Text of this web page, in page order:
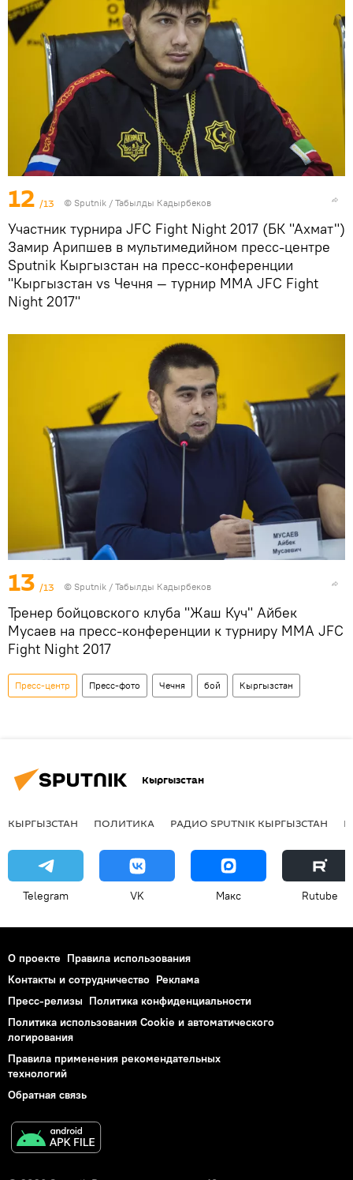
12 /13 © Sputnik / Табылды Кадырбеков
Участник турнира JFC Fight Night 2017 (БК "Ахмат")
Замир Арипшев в мультимедийном пресс-центре
Sputnik Кыргызстан на пресс-конференции
"Кыргызстан vs Чечня — турнир ММА JFC Fight
Night 2017"
13 /13 © Sputnik / Табылды Кадырбеков
Тренер бойцовского клуба "Жаш Куч" Айбек
Мусаев на пресс-конференции к турниру ММА JFC
Fight Night 2017
Пресс-центр Пресс-фото Чечня бой Кыргызстан
Кыргызстан
КЫРГЫЗСТАН ПОЛИТИКА РАДИО SPUTNIK КЫРГЫЗСТАН
Telegram VK Макс Rutube
О проекте Правила использования
Контакты и сотрудничество Реклама
Пресс-релизы Политика конфиденциальности
Политика использования Cookie и автоматического
логирования
Правила применения рекомендательных
технологий
Обратная связь